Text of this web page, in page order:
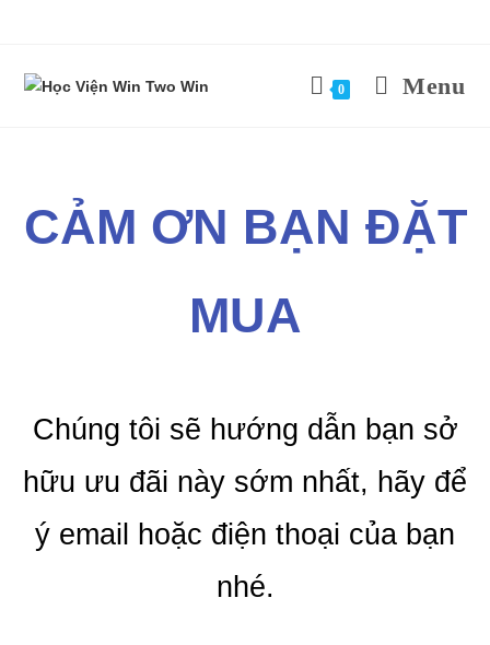
0 Menu
CẢM ƠN BẠN ĐẶT
MUA
Chúng tôi sẽ hướng dẫn bạn sở
hữu ưu đãi này sớm nhất, hãy để
ý email hoặc điện thoại của bạn
nhé.